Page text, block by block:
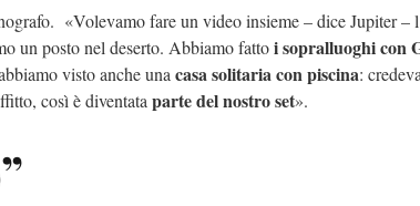
«Volevamo fare un video insieme – dice Jupiter –
un posto nel deserto. Abbiamo fattoi sopralluoghi con
visto anche una casa solitaria con piscina:
così è diventata parte del nostro set».